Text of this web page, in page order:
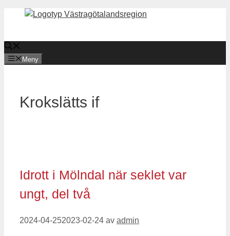
Hoppa
Meny
Krokslätts if
Idrott i Mölndal när seklet var
ungt, del två
2024-04-252023-02-24 av admin